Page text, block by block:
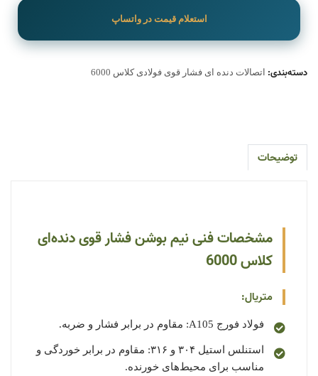
استعلام قیمت در واتساپ
دسته‌بندی: اتصالات دنده ای فشار قوی فولادی کلاس 6000
توضیحات
مشخصات فنی نیم بوشن فشار قوی دنده‌ای
کلاس 6000
متریال:
فولاد فورج A105: مقاوم در برابر فشار و ضربه.
استنلس استیل ۳۰۴ و ۳۱۶: مقاوم در برابر خوردگی و
مناسب برای محیط‌های خورنده.